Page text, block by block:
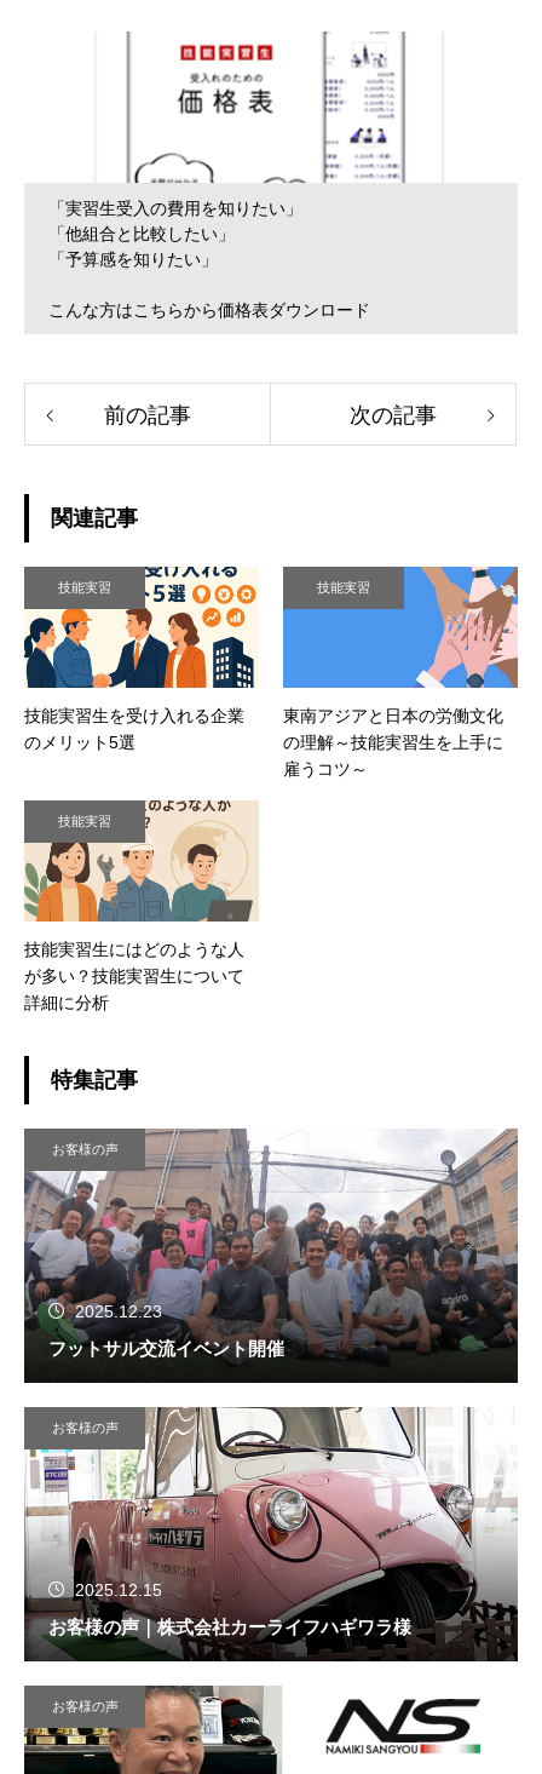
「実習生受入の費用を知りたい」
「他組合と比較したい」
「予算感を知りたい」
こんな方はこちらから価格表ダウンロード
前の記事 次の記事
関連記事
技能実習
技能実習生を受け入れる企業
のメリット5選
技能実習
東南アジアと日本の労働文化
の理解～技能実習生を上手に
雇うコツ～
技能実習
技能実習生にはどのような人
が多い？技能実習生について
詳細に分析
特集記事
お客様の声
2025.12.23
フットサル交流イベント開催
お客様の声
2025.12.15
お客様の声｜株式会社カーライフハギワラ様
お客様の声